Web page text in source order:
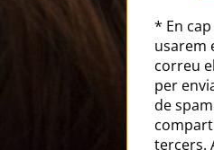
* En cap
usarem
correu
per
de
tercers.